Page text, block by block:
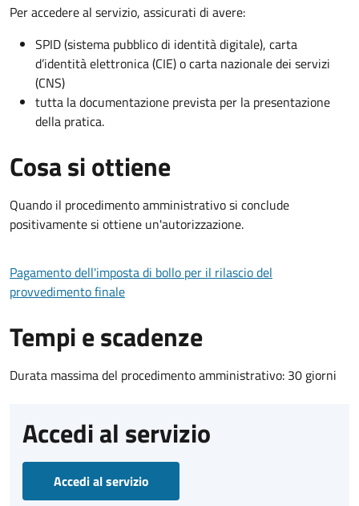
Per accedere al servizio, assicurati di avere:
SPID (sistema pubblico di identità digitale), carta
d’identità elettronica (CIE) o carta nazionale dei servizi
(CNS)
tutta la documentazione prevista per la presentazione
della pratica.
Cosa si ottiene
Quando il procedimento amministrativo si conclude
positivamente si ottiene un'autorizzazione.
Pagamento dell'imposta di bollo per il rilascio del
provvedimento finale
Tempi e scadenze
Durata massima del procedimento amministrativo: 30 giorni
Accedi al servizio
Accedi al servizio